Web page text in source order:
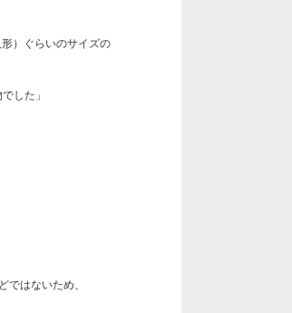
）ぐらいのサイズの
した」
はないため、